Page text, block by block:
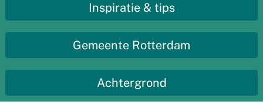
Inspiratie & tips
Gemeente Rotterdam
Achtergrond